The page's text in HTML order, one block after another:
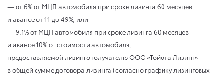
— от 6% от МЦП автомобиля при сроке лизинга 60 месяцев
и авансе от 11 до 49%, или
— 9.1% от МЦП автомобиля при сроке лизинга 60 месяцев
и авансе 10% от стоимости автомобиля,
предоставляемой лизингополучателю ООО «Тойота Лизинг»
в общей сумме договора лизинга (согласно графику лизинговых